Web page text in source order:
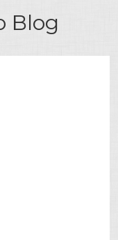
Blog